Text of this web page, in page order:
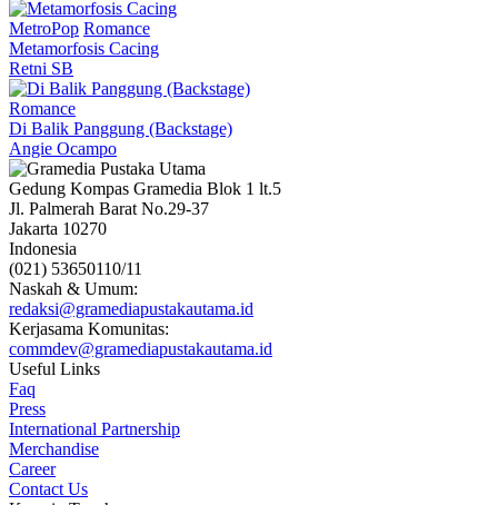
MetroPop Romance
Metamorfosis Cacing
Retni SB
Romance
Di Balik Panggung (Backstage)
Angie Ocampo
Gedung Kompas Gramedia Blok 1 lt.5
Jl. Palmerah Barat No.29-37
Jakarta 10270
Indonesia
(021) 53650110/11
Naskah & Umum:
redaksi@gramediapustakautama.id
Kerjasama Komunitas:
commdev@gramediapustakautama.id
Useful Links
Faq
Press
International Partnership
Merchandise
Career
Contact Us